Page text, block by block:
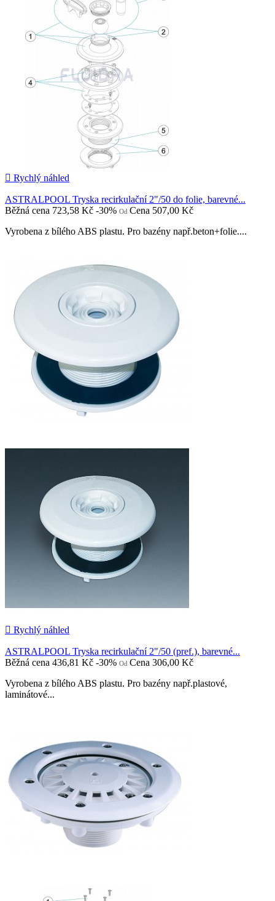
 Rychlý náhled
ASTRALPOOL Tryska recirkulační 2"/50 do folie, barevné...
Běžná cena 723,58 Kč -30% Od Cena 507,00 Kč
Vyrobena z bílého ABS plastu. Pro bazény např.beton+folie....
Přidat do košíku
 Rychlý náhled
ASTRALPOOL Tryska recirkulační 2"/50 (pref.), barevné...
Běžná cena 436,81 Kč -30% Od Cena 306,00 Kč
Vyrobena z bílého ABS plastu. Pro bazény např.plastové,
laminátové...
Přidat do košíku